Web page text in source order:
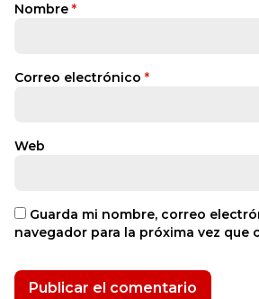
Nombre *
Correo electrónico *
Web
Guarda mi nombre, correo
navegador para la próxima vez que